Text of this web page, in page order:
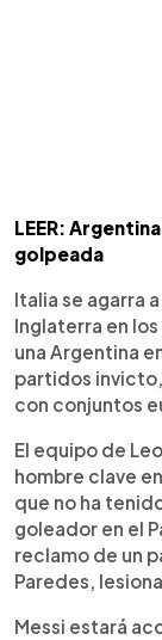
LEER:
golpeada
Italia se agarra
Inglaterra en
una Argentina
partidos invicto,
con conjuntos
El equipo de
hombre clave
que no ha
goleador en el
reclamo de un
Paredes,
Messi estará